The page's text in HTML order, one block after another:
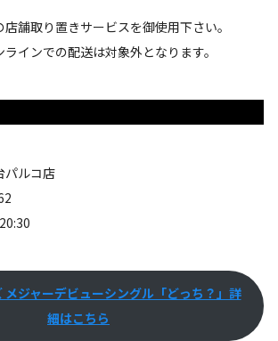
舗取り置きサービスを御使用下さい。
インでの配送は対象外となります。
パルコ店
メジャーデビューシングル「どっち？」詳
細はこちら